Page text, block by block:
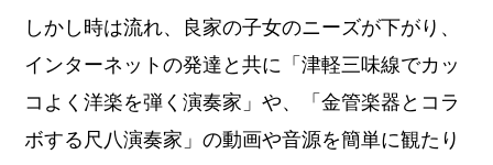
しかし時は流れ、良家の子女のニーズが下がり、
インターネットの発達と共に「津軽三味線でカッ
コよく洋楽を弾く演奏家」や、「金管楽器とコラ
ボする尺八演奏家」の動画や音源を簡単に観たり